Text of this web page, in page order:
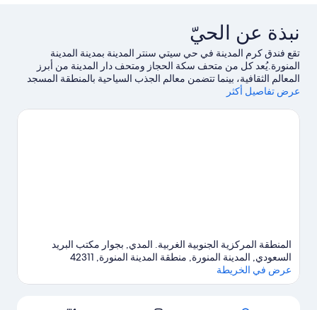
نبذة عن الحيّ
تقع فندق كرم المدينة في حي سيتي سنتر المدينة بمدينة المدينة
المنورة.يُعد كل من متحف سكة الحجاز ومتحف دار المدينة من أبرز
المعالم الثقافية، بينما تتضمن معالم الجذب السياحية بالمنطقة المسجد
النبوي ومقبرة البقيع.لا تفوت زيارة كل من حديقة مغامرات المدينة
المدينة المنورة
عرض تفاصيل أكثر
المنطقة المركزية الجنوبية الغربية. المدي, بجوار مكتب البريد
السعودي, المدينة المنورة, منطقة المدينة المنورة, 42311
عرض في الخريطة